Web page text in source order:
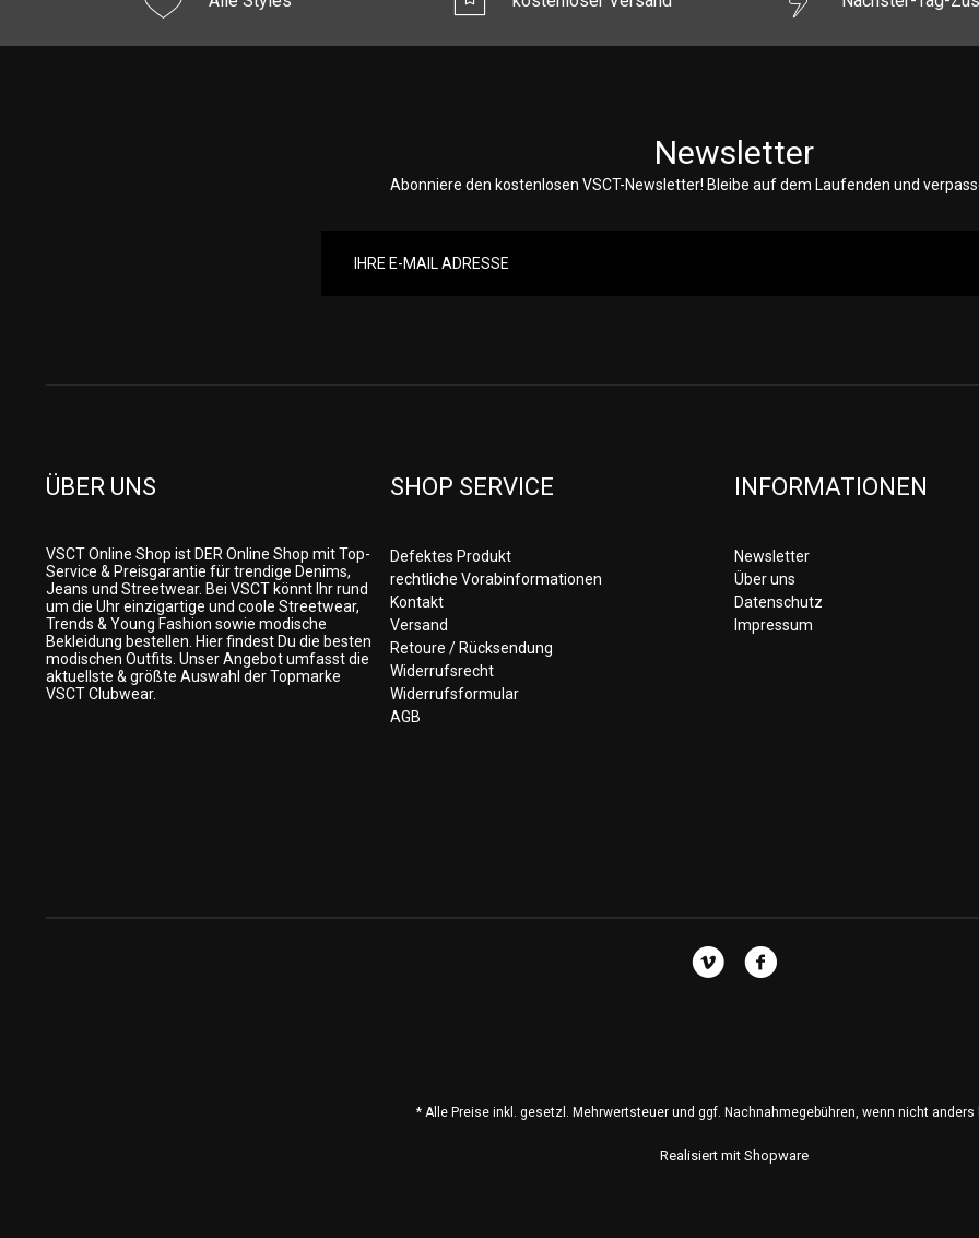
Newsletter
Abonniere den kostenlosen VSCT-Newsletter! Bleibe auf dem Laufenden und
ÜBER UNS
VSCT Online Shop ist DER Online Shop mit Top-
Service & Preisgarantie für trendige Denims,
Jeans und Streetwear. Bei VSCT könnt Ihr rund
um die Uhr einzigartige und coole Streetwear,
Trends & Young Fashion sowie modische
Bekleidung bestellen. Hier findest Du die besten
modischen Outfits. Unser Angebot umfasst die
aktuellste & größte Auswahl der Topmarke
VSCT Clubwear.
SHOP SERVICE
Defektes Produkt
rechtliche Vorabinformationen
Kontakt
Versand
Retoure / Rücksendung
Widerrufsrecht
Widerrufsformular
AGB
INFORMATIONEN
Newsletter
Über uns
Datenschutz
Impressum
* Alle Preise inkl. gesetzl. Mehrwertsteuer und ggf. Nachnahmegebühren, wenn nicht anders
Realisiert mit Shopware